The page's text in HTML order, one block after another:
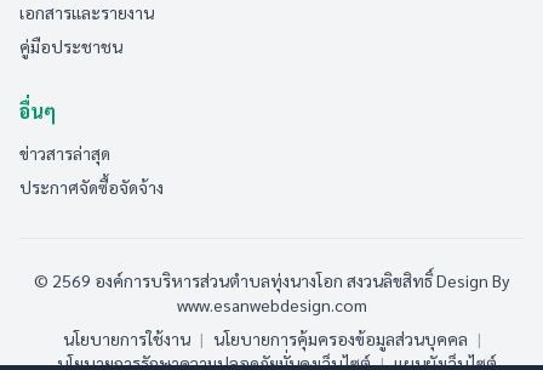
เอกสารและรายงาน
คู่มือประชาชน
อื่นๆ
ข่าวสารล่าสุด
ประกาศจัดซื้อจัดจ้าง
© 2569 องค์การบริหารส่วนตำบลทุ่งนางโอก สงวนลิขสิทธิ์Design By
www.esanwebdesign.com
นโยบายการใช้งาน | นโยบายการคุ้มครองข้อมูลส่วนบุคคล |
นโยบายการรักษาความปลอดภัยมั่นคงเว็บไซต์ | แผนผังเว็บไซต์